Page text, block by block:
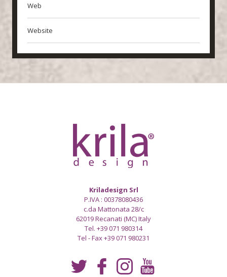
Web
Website
Kriladesign Srl
P.IVA : 00378080436
c.da Mattonata 28/c
62019 Recanati (MC) Italy
Tel. +39 071 980314
Tel - Fax +39 071 980231